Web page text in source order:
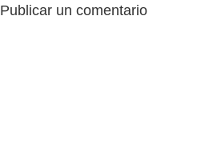
Publicar un comentario